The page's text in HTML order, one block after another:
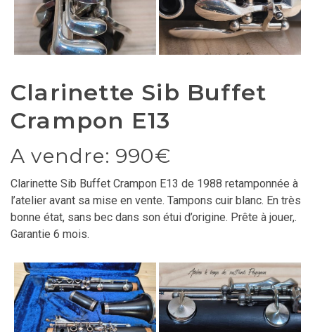
Clarinette Sib Buffet
Crampon E13
A vendre: 990€
Clarinette Sib Buffet Crampon E13 de 1988 retamponnée à
l’atelier avant sa mise en vente. Tampons cuir blanc. En très
bonne état, sans bec dans son étui d’origine. Prête à jouer,.
Garantie 6 mois.